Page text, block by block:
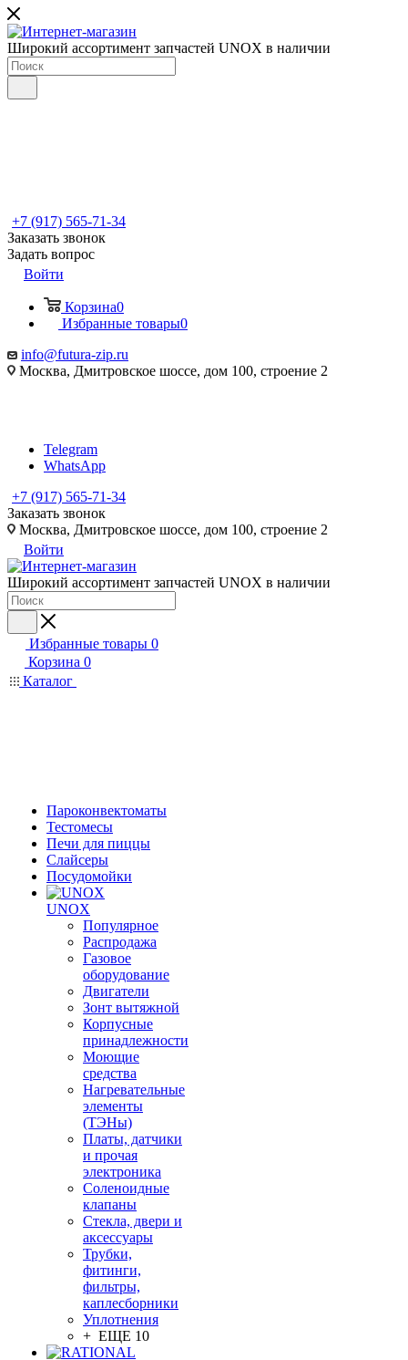
Широкий ассортимент запчастей UNOX в наличии
+7 (917) 565-71-34
Заказать звонок
Задать вопрос
Войти
Корзина0
Избранные товары0
info@futura-zip.ru
Москва, Дмитровское шоссе, дом 100, строение 2
Telegram
WhatsApp
+7 (917) 565-71-34
Заказать звонок
Москва, Дмитровское шоссе, дом 100, строение 2
Войти
Широкий ассортимент запчастей UNOX в наличии
Избранные товары 0
Корзина 0
Каталог
Пароконвектоматы
Тестомесы
Печи для пиццы
Слайсеры
Посудомойки
UNOX
Популярное
Распродажа
Газовое
оборудование
Двигатели
Зонт вытяжной
Корпусные
принадлежности
Моющие
средства
Нагревательные
элементы
(ТЭНы)
Платы, датчики
и прочая
электроника
Соленоидные
клапаны
Стекла, двери и
аксессуары
Трубки,
фитинги,
фильтры,
каплесборники
Уплотнения
+ ЕЩЕ 10